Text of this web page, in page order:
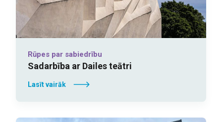
Rūpes par sabiedrību
Sadarbība ar Dailes teātri
Lasīt vairāk